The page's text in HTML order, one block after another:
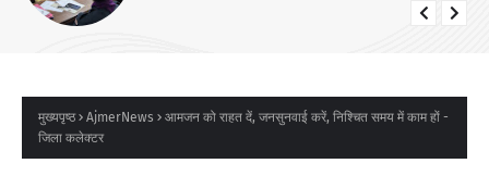
मुख्यपृष्ठ AjmerNews
आमजन को राहत दें, जनसुनवाई करें, निश्चित समय में काम हों -
जिला कलेक्टर